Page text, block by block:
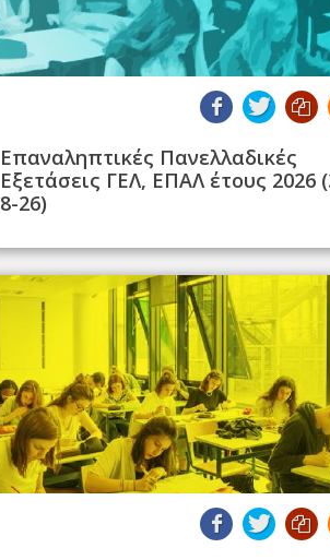
Επαναληπτικές Πανελλαδικές
Εξετάσεις ΓΕΛ, ΕΠΑΛ έτους 2026
8-26)